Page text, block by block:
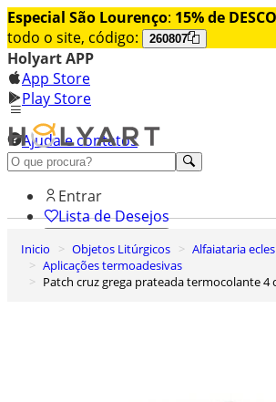
Especial São Lourenço: 15% de
todo o site, código:
260807
Holyart APP
App Store
Play Store
Ajuda e contatos
Conheça premium
Entrar
Lista de Desejos
0
Carrinho de Compras
Inicio Objetos Litúrgicos
Alfaiataria
Aplicações termoadesivas
Patch cruz grega prateada termocolante 4